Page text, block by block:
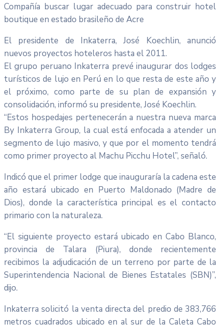
Compañía buscar lugar adecuado para construir hotel
boutique en estado brasileño de Acre
El presidente de Inkaterra, José Koechlin, anunció
nuevos proyectos hoteleros hasta el 2011.
El grupo peruano Inkaterra prevé inaugurar dos lodges
turísticos de lujo en Perú en lo que resta de este año y
el próximo, como parte de su plan de expansión y
consolidación, informó su presidente, José Koechlin.
“Estos hospedajes pertenecerán a nuestra nueva marca
By Inkaterra Group, la cual está enfocada a atender un
segmento de lujo masivo, y que por el momento tendrá
como primer proyecto al Machu Picchu Hotel”, señaló.
Indicó que el primer lodge que inauguraría la cadena este
año estará ubicado en Puerto Maldonado (Madre de
Dios), donde la característica principal es el contacto
primario con la naturaleza.
“El siguiente proyecto estará ubicado en Cabo Blanco,
provincia de Talara (Piura), donde recientemente
recibimos la adjudicación de un terreno por parte de la
Superintendencia Nacional de Bienes Estatales (SBN)”,
dijo.
Inkaterra solicitó la venta directa del predio de 383,766
metros cuadrados ubicado en al sur de la Caleta Cabo